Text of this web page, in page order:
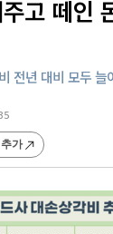
고 떼인
전년 대비 모두
가